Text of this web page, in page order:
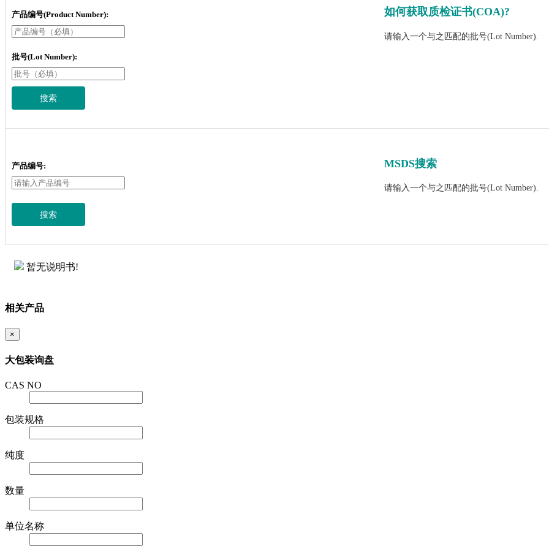
产品编号(Product Number):
批号(Lot Number):
搜索
如何获取质检证书(COA)?
请输入一个与之匹配的批号(Lot Number).
产品编号:
搜索
MSDS搜索
请输入一个与之匹配的批号(Lot Number).
暂无说明书!
相关产品
×
大包装询盘
CAS NO
包装规格
纯度
数量
单位名称